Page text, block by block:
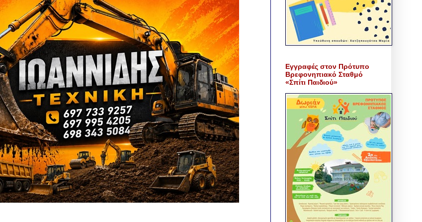
Εγγραφές στον Πρότυπο
Βρεφονηπιακό Σταθμό
«Σπίτι Παιδιού»